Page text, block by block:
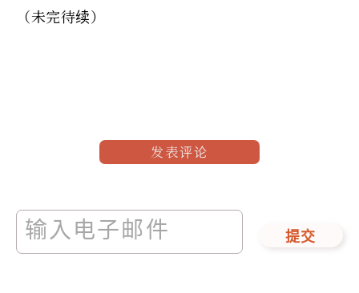
（未完待续）
发表评论
提交